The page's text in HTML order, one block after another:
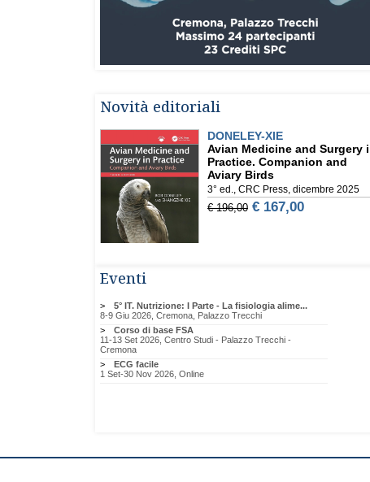
Novità editoriali
Eventi